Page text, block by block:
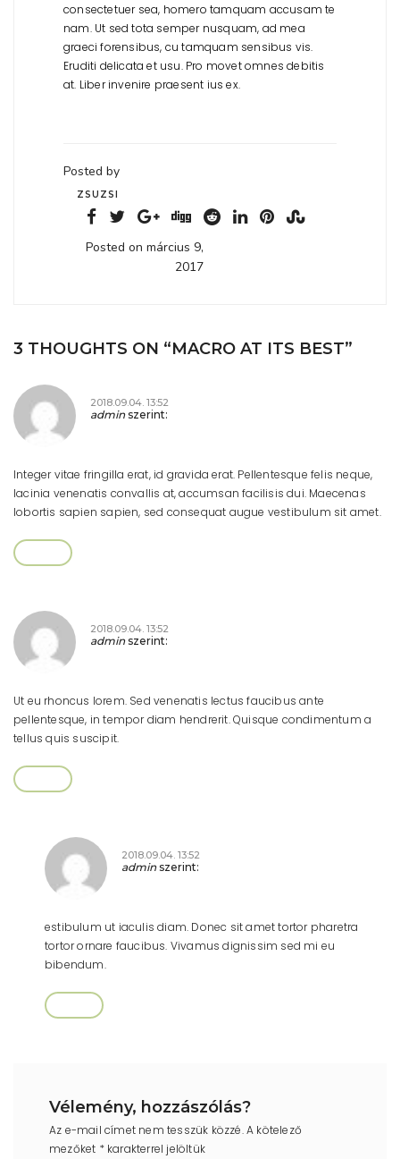
consectetuer sea, homero tamquam accusam te
nam. Ut sed tota semper nusquam, ad mea
graeci forensibus, cu tamquam sensibus vis.
Eruditi delicata et usu. Pro movet omnes debitis
at. Liber invenire praesent ius ex.
Posted by
ZSUZSI
Posted on március 9,
2017
3 THOUGHTS ON “MACRO AT ITS BEST”
admin szerint:
2018.09.04. 13:52
Integer vitae fringilla erat, id gravida erat. Pellentesque felis neque,
lacinia venenatis convallis at, accumsan facilisis dui. Maecenas
lobortis sapien sapien, sed consequat augue vestibulum sit amet.
admin szerint:
2018.09.04. 13:52
Ut eu rhoncus lorem. Sed venenatis lectus faucibus ante
pellentesque, in tempor diam hendrerit. Quisque condimentum a
tellus quis suscipit.
admin szerint:
2018.09.04. 13:52
estibulum ut iaculis diam. Donec sit amet tortor pharetra
tortor ornare faucibus. Vivamus dignissim sed mi eu
bibendum.
Vélemény, hozzászólás?
Az e-mail címet nem tesszük közzé.A kötelező
mezőket *karakterrel jelöltük